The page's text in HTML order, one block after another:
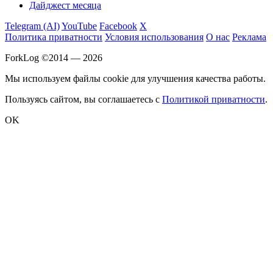
Дайджест месяца
Telegram (AI)YouTube Facebook X
Политика приватности Условия использования О нас Реклама
ForkLog ©2014 — 2026
Мы используем файлы cookie для улучшения качества работы.
Пользуясь сайтом, вы соглашаетесь с Политикой приватности.
OK